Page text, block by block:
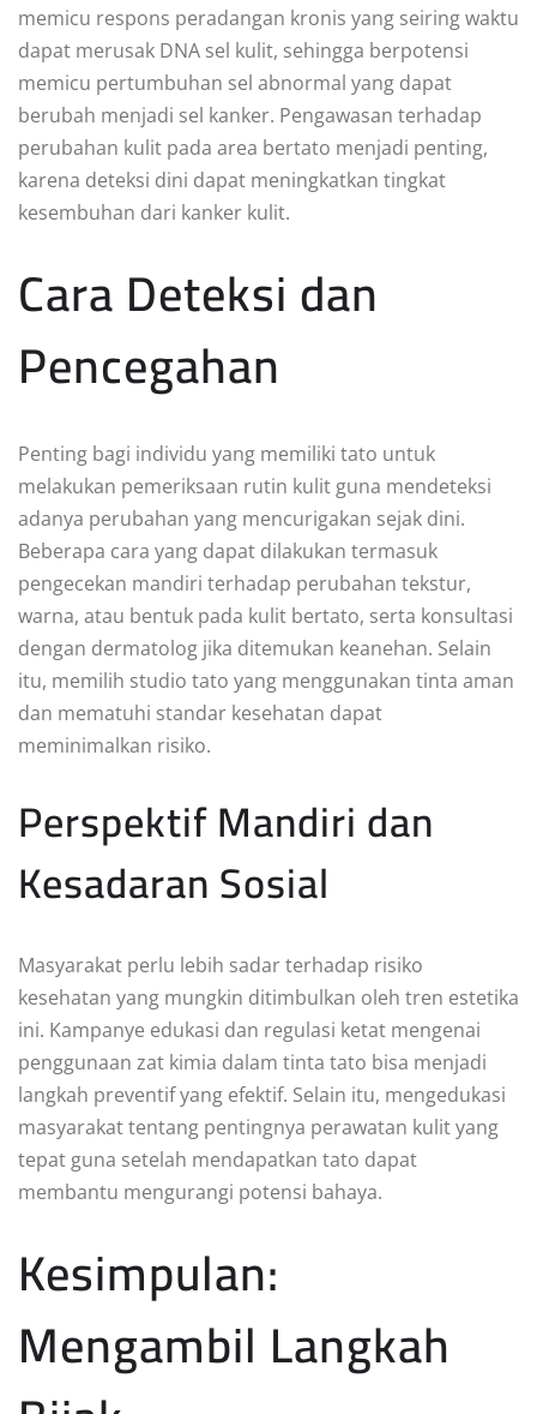
memicu respons peradangan kronis yang seiring waktu
dapat merusak DNA sel kulit, sehingga berpotensi
memicu pertumbuhan sel abnormal yang dapat
berubah menjadi sel kanker. Pengawasan terhadap
perubahan kulit pada area bertato menjadi penting,
karena deteksi dini dapat meningkatkan tingkat
kesembuhan dari kanker kulit.
Cara Deteksi dan
Pencegahan
Penting bagi individu yang memiliki tato untuk
melakukan pemeriksaan rutin kulit guna mendeteksi
adanya perubahan yang mencurigakan sejak dini.
Beberapa cara yang dapat dilakukan termasuk
pengecekan mandiri terhadap perubahan tekstur,
warna, atau bentuk pada kulit bertato, serta konsultasi
dengan dermatolog jika ditemukan keanehan. Selain
itu, memilih studio tato yang menggunakan tinta aman
dan mematuhi standar kesehatan dapat
meminimalkan risiko.
Perspektif Mandiri dan
Kesadaran Sosial
Masyarakat perlu lebih sadar terhadap risiko
kesehatan yang mungkin ditimbulkan oleh tren estetika
ini. Kampanye edukasi dan regulasi ketat mengenai
penggunaan zat kimia dalam tinta tato bisa menjadi
langkah preventif yang efektif. Selain itu, mengedukasi
masyarakat tentang pentingnya perawatan kulit yang
tepat guna setelah mendapatkan tato dapat
membantu mengurangi potensi bahaya.
Kesimpulan:
Mengambil Langkah